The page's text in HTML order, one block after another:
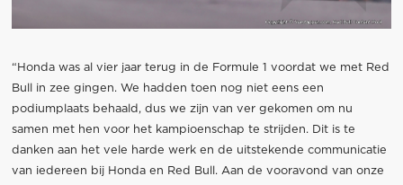
“Honda was al vier jaar terug in de Formule 1 voordat we met Red
Bull in zee gingen. We hadden toen nog niet eens een
podiumplaats behaald, dus we zijn van ver gekomen om nu
samen met hen voor het kampioenschap te strijden. Dit is te
danken aan het vele harde werk en de uitstekende communicatie
van iedereen bij Honda en Red Bull. Aan de vooravond van onze